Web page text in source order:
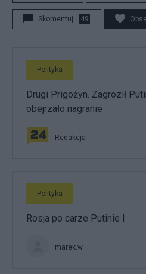
Skomentuj 49
Polityka
Drugi Prigożyn. Zagroził
obejrzało nagranie
Redakcja
Polityka
Rosja po carze Putinie I
marek.w